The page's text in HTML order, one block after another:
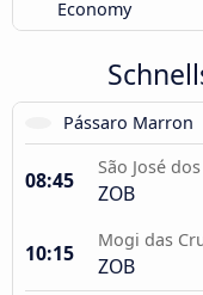
Economy
Pássaro Marron
08:45
São José
ZOB
10:15
Mogi das
ZOB